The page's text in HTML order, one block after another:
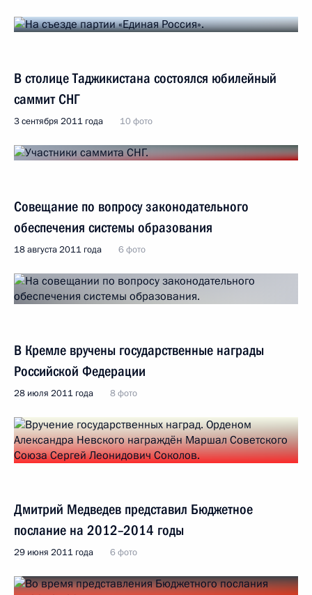
В столице Таджикистана состоялся юбилейный
саммит СНГ
3 сентября 2011 года 10 фото
Совещание по вопросу законодательного
обеспечения системы образования
18 августа 2011 года 6 фото
В Кремле вручены государственные награды
Российской Федерации
28 июля 2011 года 8 фото
Дмитрий Медведев представил Бюджетное
послание на 2012–2014 годы
29 июня 2011 года 6 фото